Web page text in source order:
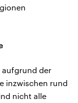
aufgrund der
inzwischen rund
nicht alle